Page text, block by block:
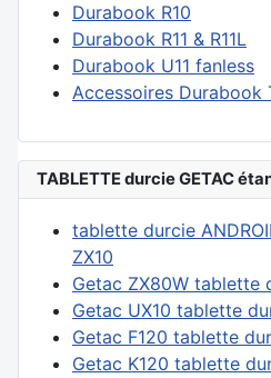
Durabook R10
Durabook R11 & R11L
Durabook U11 fanless
Accessoires Durabook
TABLETTE durcie GETAC
tablette durcie
ZX10
Getac ZX80W tablette
Getac UX10 tablette
Getac F120 tablette
Getac K120 tablette